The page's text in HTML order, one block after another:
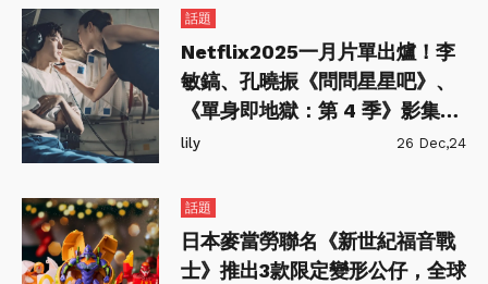
話題
Netflix2025一月片單出爐！李
敏鎬、孔曉振《問問星星吧》、
《單身即地獄：第 4 季》影集、
電影、動漫一次看個夠！
lily 26 Dec,24
話題
日本麥當勞聯名《新世紀福音戰
士》推出3款限定變形公仔，全球